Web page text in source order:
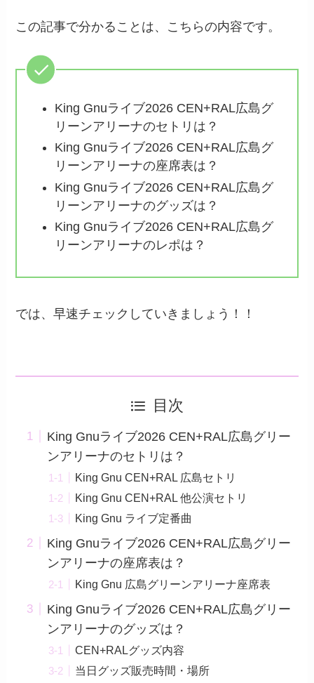
この記事で分かることは、こちらの内容です。
King Gnuライブ2026 CEN+RAL広島グ
リーンアリーナのセトリは？
King Gnuライブ2026 CEN+RAL広島グ
リーンアリーナの座席表は？
King Gnuライブ2026 CEN+RAL広島グ
リーンアリーナのグッズは？
King Gnuライブ2026 CEN+RAL広島グ
リーンアリーナのレポは？
では、早速チェックしていきましょう！！
目次
King Gnuライブ2026 CEN+RAL広島グリー
ンアリーナのセトリは？
King Gnu CEN+RAL 広島セトリ
King Gnu CEN+RAL 他公演セトリ
King Gnu ライブ定番曲
King Gnuライブ2026 CEN+RAL広島グリー
ンアリーナの座席表は？
King Gnu 広島グリーンアリーナ座席表
King Gnuライブ2026 CEN+RAL広島グリー
ンアリーナのグッズは？
CEN+RALグッズ内容
当日グッズ販売時間・場所